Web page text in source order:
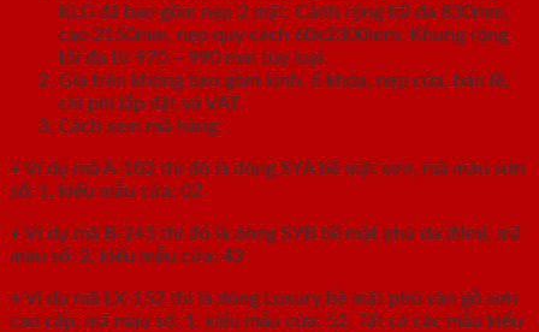
KLG đã bao gồm nẹp 2 mặt. Cánh rộng tối đa 830mm,
cao 2150mm, nẹp quy cách 60x2300mm. Khung rộng
tối đa từ 970 – 990 mm tùy loại.
Gía trên không bao gồm kính, ổ khóa, nẹp cửa, bản lề,
chi phí lắp đặt và VAT.
Cách xem mã hàng:
+ Ví dụ mã A-102 thì đó là dòng SYA bề mặt sơn, mã màu sơn
số: 1, kiểu mẫu cửa: 02
+ Ví dụ mã B-243 thì đó là dòng SYB bề mặt phủ da (film), mã
màu số: 2, kiểu mẫu cửa: 43
+ Ví dụ mã LX-152 thì là dòng Luxury bề mặt phủ vân gỗ sơn
cao cấp, mã màu số: 1, kiểu mẫu cửa: 52. Tất cả các mẫu kiểu